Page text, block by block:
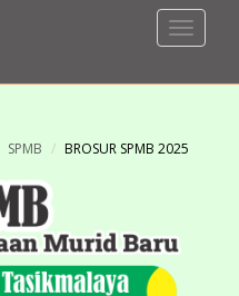
Toggle
SPMB BROSUR SPMB 2025